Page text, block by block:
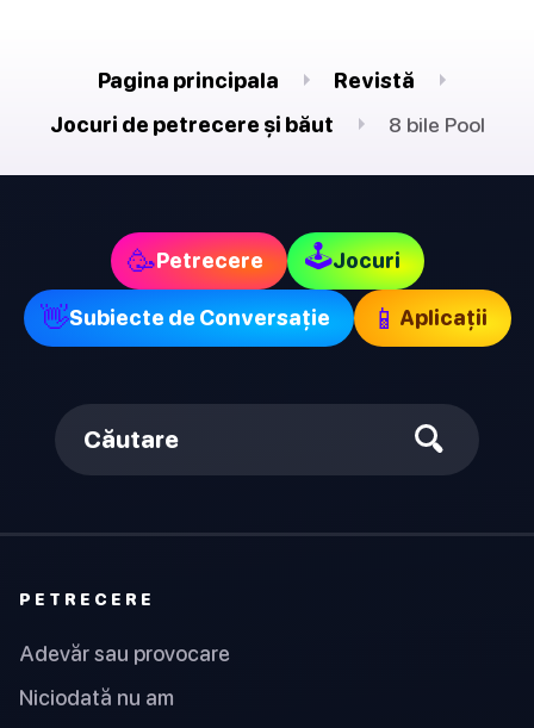
Pagina principala
Revistă
Jocuri de petrecere și băut
8 bile Pool
🥳Petrecere 🕹Jocuri
👋Subiecte de Conversație 📱 Aplicații
Căutare
PETRECERE
Adevăr sau provocare
Niciodată nu am